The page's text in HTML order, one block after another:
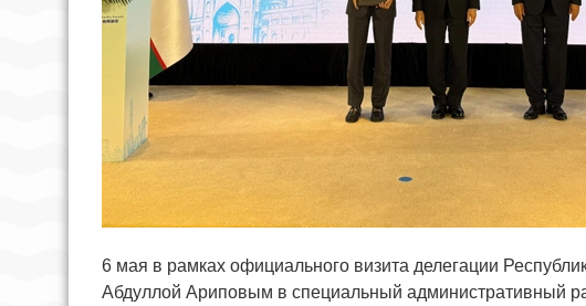
6 мая в рамках официального визита делегации
Абдуллой Ариповым в специальный административный